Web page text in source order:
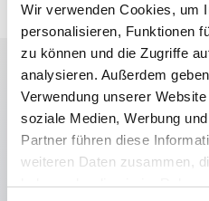
Wir verwenden Cookies, um
personalisieren, Funktionen
zu können und die Zugriffe
analysieren. Außerdem
Verwendung unserer
soziale Medien, Werbung
Partner führen diese
weiteren Daten zusammen,
haben oder die sie im
Hauptmerkmale
Mehrfachbefestigung